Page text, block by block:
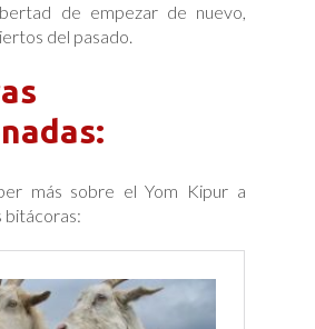
de empezar de nuevo,
del pasado.
más sobre el Yom Kipur a
bitácoras: